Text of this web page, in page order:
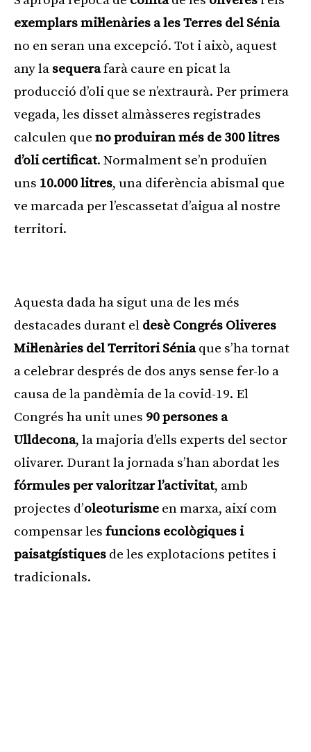
exemplars mil·lenàries a les Terres del Sénia
no en seran una excepció. Tot i això, aquest
any la sequerafarà caure en picat la
producció d’oli que se n’extraurà. Per primera
vegada, les disset almàsseres registrades
calculen que no produiran més de 300 litres
d’oli certificat. Normalment se’n produïen
uns 10.000 litres, una diferència abismal que
ve marcada per l’escassetat d’aigua al nostre
territori.
Aquesta dada ha sigut una de les més
destacades durant el desè Congrés Oliveres
Mil·lenàries del Territori Séniaque s’ha tornat
a celebrar després de dos anys sense fer-lo a
causa de la pandèmia de la covid-19. El
Congrés ha unit unes 90 persones a
Ulldecona, la majoria d’ells experts del sector
olivarer. Durant la jornada s’han abordat les
fórmules per valoritzar l’activitat, amb
projectes d’oleoturisme en marxa, així com
compensar les funcions ecològiques i
paisatgístiques de les explotacions petites i
tradicionals.